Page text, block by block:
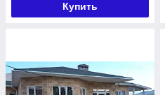
Купить